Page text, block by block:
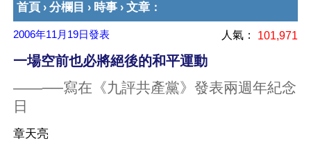
首頁 › 分欄目 › 時事 › 文章 ：
2006年11月19日發表 人氣： 101,971
一場空前也必將絕後的和平運動
——──寫在《九評共產黨》發表兩週年紀念
日
章天亮